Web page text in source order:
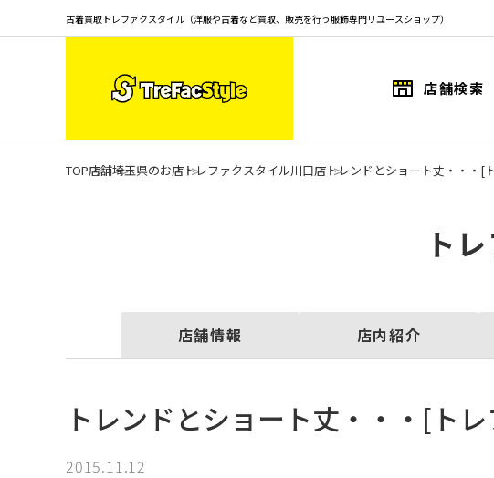
古着買取トレファクスタイル（洋服や古着など買取、販売を行う服飾専門リユースショップ）
店舗検索
TOP店舗埼玉県のお店 トレファクスタイル川口店 トレンドとショート丈・・・[
ト
店舗情報 店内紹介
トレンドとショート丈・・・[ト
2015.11.12